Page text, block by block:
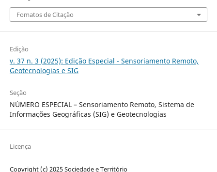
Fomatos de Citação
Edição
v. 37 n. 3 (2025): Edição Especial - Sensoriamento Remoto,
Geotecnologias e SIG
Seção
NÚMERO ESPECIAL – Sensoriamento Remoto, Sistema de
Informações Geográficas (SIG) e Geotecnologias
Licença
Copyright (c) 2025 Sociedade e Território